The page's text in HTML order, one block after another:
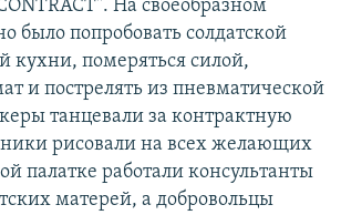
На своеобразном
было попробовать солдатской
кухни, померяться силой,
и пострелять из пневматической
танцевали за контрактную
рисовали на всех желающих
палатке работали консультанты
матерей, а добровольцы